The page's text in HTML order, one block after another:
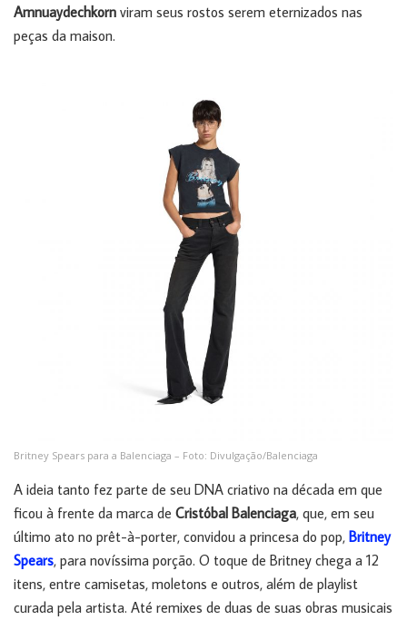
Amnuaydechkorn viram seus rostos serem eternizados nas
peças da maison.
Britney Spears para a Balenciaga – Foto: Divulgação/Balenciaga
A ideia tanto fez parte de seu DNA criativo na década em que
ficou à frente da marca de Cristóbal Balenciaga, que, em seu
último ato no prêt-à-porter, convidou a princesa do pop, Britney
Spears, para novíssima porção. O toque de Britney chega a 12
itens, entre camisetas, moletons e outros, além de playlist
curada pela artista. Até remixes de duas de suas obras musicais